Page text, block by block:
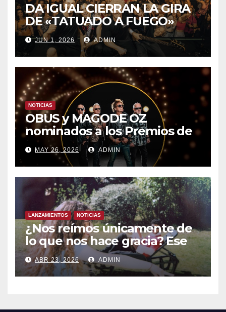
DA IGUAL CIERRAN LA GIRA
DE «TATUADO A FUEGO»
CON UN LLENO EN LA SALA
DEL MOVISTAR ARENA DE
MADRID
JUN 1, 2026 ADMIN
NOTICIAS
OBUS y MAGODE OZ
nominados a los Premios de
la Academia de la Música de
España- Esta noche en La 2
MAY 26, 2026 ADMIN
LANZAMIENTOS NOTICIAS
¿Nos reímos únicamente de
lo que nos hace gracia? Ese
chiste ya me lo has contado,
el nuevo single de JUAN
ANSELMO
ABR 23, 2026 ADMIN